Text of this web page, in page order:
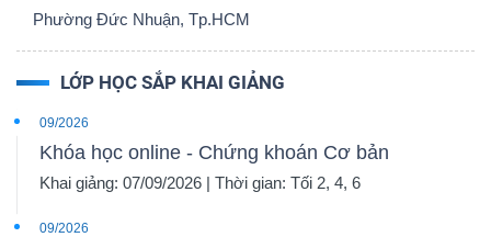
Phường Đức Nhuận, Tp.HCM
LỚP HỌC SẮP KHAI GIẢNG
09/2026
Khóa học online - Chứng khoán Cơ bản
Khai giảng: 07/09/2026 | Thời gian: Tối 2, 4, 6
09/2026
Dữ
chính